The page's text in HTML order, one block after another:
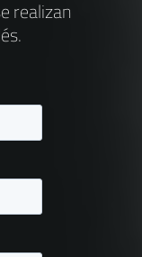
realizan